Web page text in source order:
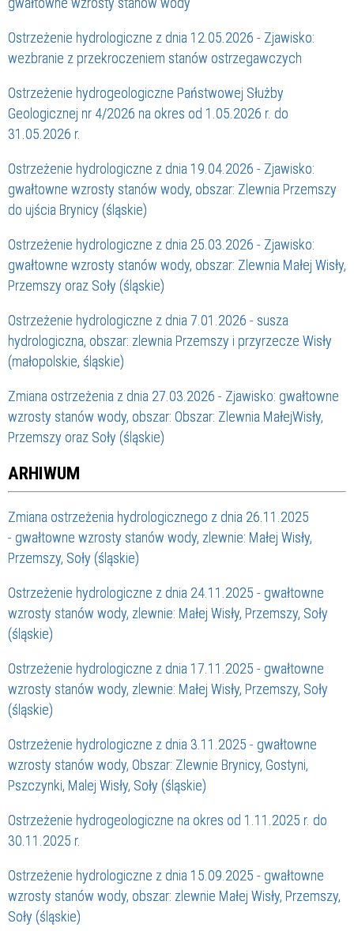
Ostrzeżenie hydrologiczne z dnia 12.05.2026 - Zjawisko:
wezbranie z przekroczeniem stanów ostrzegawczych
Ostrzeżenie hydrogeologiczne Państwowej Służby
Geologicznej nr 4/2026 na okres od 1.05.2026 r. do
31.05.2026 r.
Ostrzeżenie hydrologiczne z dnia 19.04.2026 - Zjawisko:
gwałtowne wzrosty stanów wody, obszar: Zlewnia Przemszy
do ujścia Brynicy (śląskie)
Ostrzeżenie hydrologiczne z dnia 25.03.2026 - Zjawisko:
gwałtowne wzrosty stanów wody, obszar: Zlewnia Małej Wisły,
Przemszy oraz Soły (śląskie)
Ostrzeżenie hydrologiczne z dnia 7.01.2026 - susza
hydrologiczna, obszar: zlewnia Przemszy i przyrzecze Wisły
(małopolskie, śląskie)
Zmiana ostrzeżenia z dnia 27.03.2026 - Zjawisko: gwałtowne
wzrosty stanów wody, obszar: Obszar: Zlewnia MałejWisły,
Przemszy oraz Soły (śląskie)
ARHIWUM
Zmiana ostrzeżenia hydrologicznego z dnia 26.11.2025
- gwałtowne wzrosty stanów wody, zlewnie: Małej Wisły,
Przemszy, Soły (śląskie)
Ostrzeżenie hydrologiczne z dnia 24.11.2025 - gwałtowne
wzrosty stanów wody, zlewnie: Małej Wisły, Przemszy, Soły
(śląskie)
Ostrzeżenie hydrologiczne z dnia 17.11.2025 - gwałtowne
wzrosty stanów wody, zlewnie: Małej Wisły, Przemszy, Soły
(śląskie)
Ostrzeżenie hydrologiczne z dnia 3.11.2025 - gwałtowne
wzrosty stanów wody, Obszar: Zlewnie Brynicy, Gostyni,
Pszczynki, Malej Wisły, Soły (śląskie)
Ostrzeżenie hydrogeologiczne na okres od 1.11.2025 r. do
30.11.2025 r.
Ostrzeżenie hydrologiczne z dnia 15.09.2025 - gwałtowne
wzrosty stanów wody, obszar: zlewnie Małej Wisły, Przemszy,
Soły (śląskie)